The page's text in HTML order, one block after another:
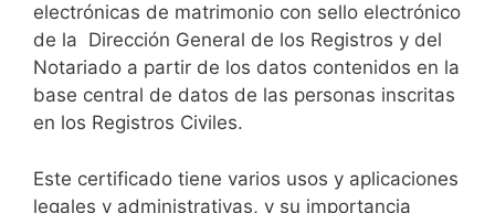
electrónicas de matrimonio con sello electrónico
de la Dirección General de los Registros y del
Notariado a partir de los datos contenidos en la
base central de datos de las personas inscritas
en los Registros Civiles.
Este certificado tiene varios usos y aplicaciones
legales y administrativas, y su importancia